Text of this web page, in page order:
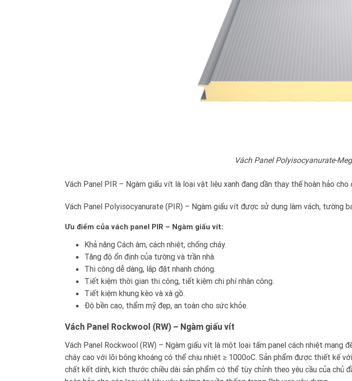
Vách Panel Polyisocyanurate-
Vách Panel PIR – Ngàm giấu vít là loại vật liệu xanh đang dần thay thế hoàn hảo
Vách Panel Polyisocyanurate (PIR) – Ngàm giấu vít được sử dụng làm vách, tường
Ưu điểm của vách panel PIR – Ngàm giấu vít:
Khả năng Cách âm, cách nhiệt, chống cháy.
Tăng độ ổn định của tường và trần nhà.
Thi công dễ dàng, lắp đặt nhanh chóng.
Tiết kiệm thời gian thi công, tiết kiệm chi phí nhân công.
Tiết kiệm khung kèo và xà gồ.
Độ bền cao, thẩm mỹ đẹp, an toàn cho sức khỏe.
Vách Panel Rockwool (RW) – Ngàm giấu vít
Vách Panel Rockwool (RW) – Ngàm giấu vít là một loại tấm panel cách nhiệt mang
cháy cao với lõi bông khoáng có thể chịu nhiệt ≥ 1000oC. Sản phẩm được thiết kế
chất kết dính, kích thước chiều dài sản phẩm có thể tùy chỉnh theo yêu cầu của chủ